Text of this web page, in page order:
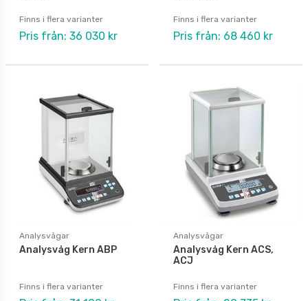
Finns i flera varianter
Pris från: 36 030 kr
Finns i flera varianter
Pris från: 68 460 kr
Analysvågar
Analysvåg Kern ABP
Finns i flera varianter
Analysvågar
Analysvåg Kern ACS,
ACJ
Finns i flera varianter